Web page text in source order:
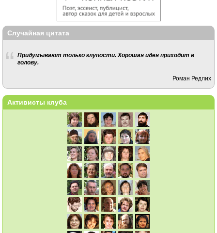
Случайная цитата
Придумывают только глупости. Хорошая идея приходит в
голову.
Роман Редлих
Активисты клуба